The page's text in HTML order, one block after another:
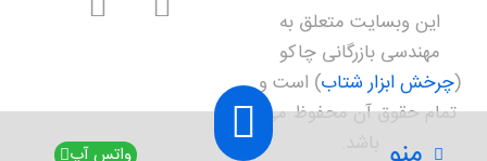
این وبسایت متعلق به
مهندسی بازرگانی چاکو
(چرخش ابزار شتاب) است و
تمام حقوق آن محفوظ می
واتس آپ